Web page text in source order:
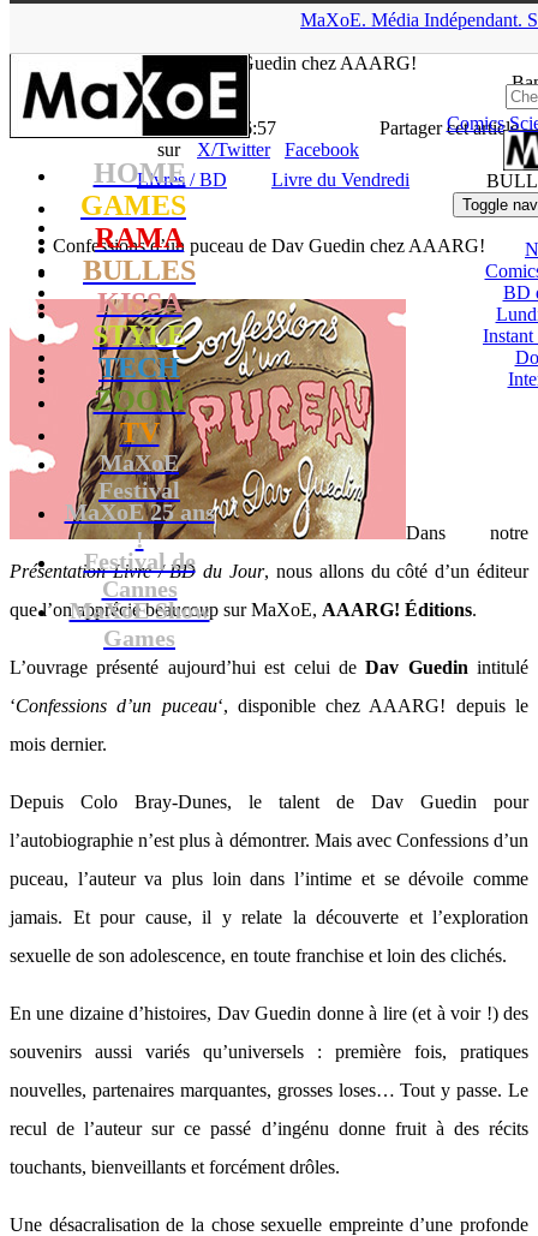
MaXoE. Média Indépendant.
HOME
GAMES
RAMA
BULLES
KISSA
STYLE
TECH
ZOOM
TV
MaXoE
Festival
MaXoE 25 ans
!
Festival de
Cannes
MaXoE Show
Games
Comics
Toggle
BD
Instant
puceau de Dav Guedin chez AAARG!
- 10.06.16, 16:57
Partager cet article
sur
X/Twitter
Facebook
Livres / BD
Livre du Vendredi
Confessions d’un puceau de Dav Guedin chez AAARG!
Dans notre
Présentation Livre / BD du Jour, nous allons du côté d’un éditeur
que l’on apprécie beaucoup sur MaXoE, AAARG! Éditions.
L’ouvrage présenté aujourd’hui est celui deDav Guedin intitulé
‘Confessions d’un puceau‘, disponible chez AAARG! depuis le
mois dernier.
Depuis Colo Bray-Dunes, le talent de Dav Guedin pour
l’autobiographie n’est plus à démontrer. Mais avec Confessions d’un
puceau, l’auteur va plus loin dans l’intime et se dévoile comme
jamais. Et pour cause, il y relate la découverte et l’exploration
sexuelle de son adolescence, en toute franchise et loin des clichés.
En une dizaine d’histoires, Dav Guedin donne à lire (et à voir !) des
souvenirs aussi variés qu’universels : première fois, pratiques
nouvelles, partenaires marquantes, grosses loses… Tout y passe. Le
recul de l’auteur sur ce passé d’ingénu donne fruit à des récits
touchants, bienveillants et forcément drôles.
Une désacralisation de la chose sexuelle empreinte d’une profonde